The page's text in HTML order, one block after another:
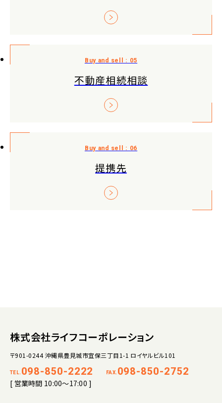
不動産相続相談
提携先
株式会社ライフコーポレーション
〒901-0244 沖縄県豊見城市宜保三丁目1-1 ロイヤルビル101
TEL. 098-850-2222 FAX. 098-850-2752
[ 営業時間 10:00～17:00 ]